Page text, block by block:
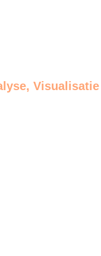
Visualisatie